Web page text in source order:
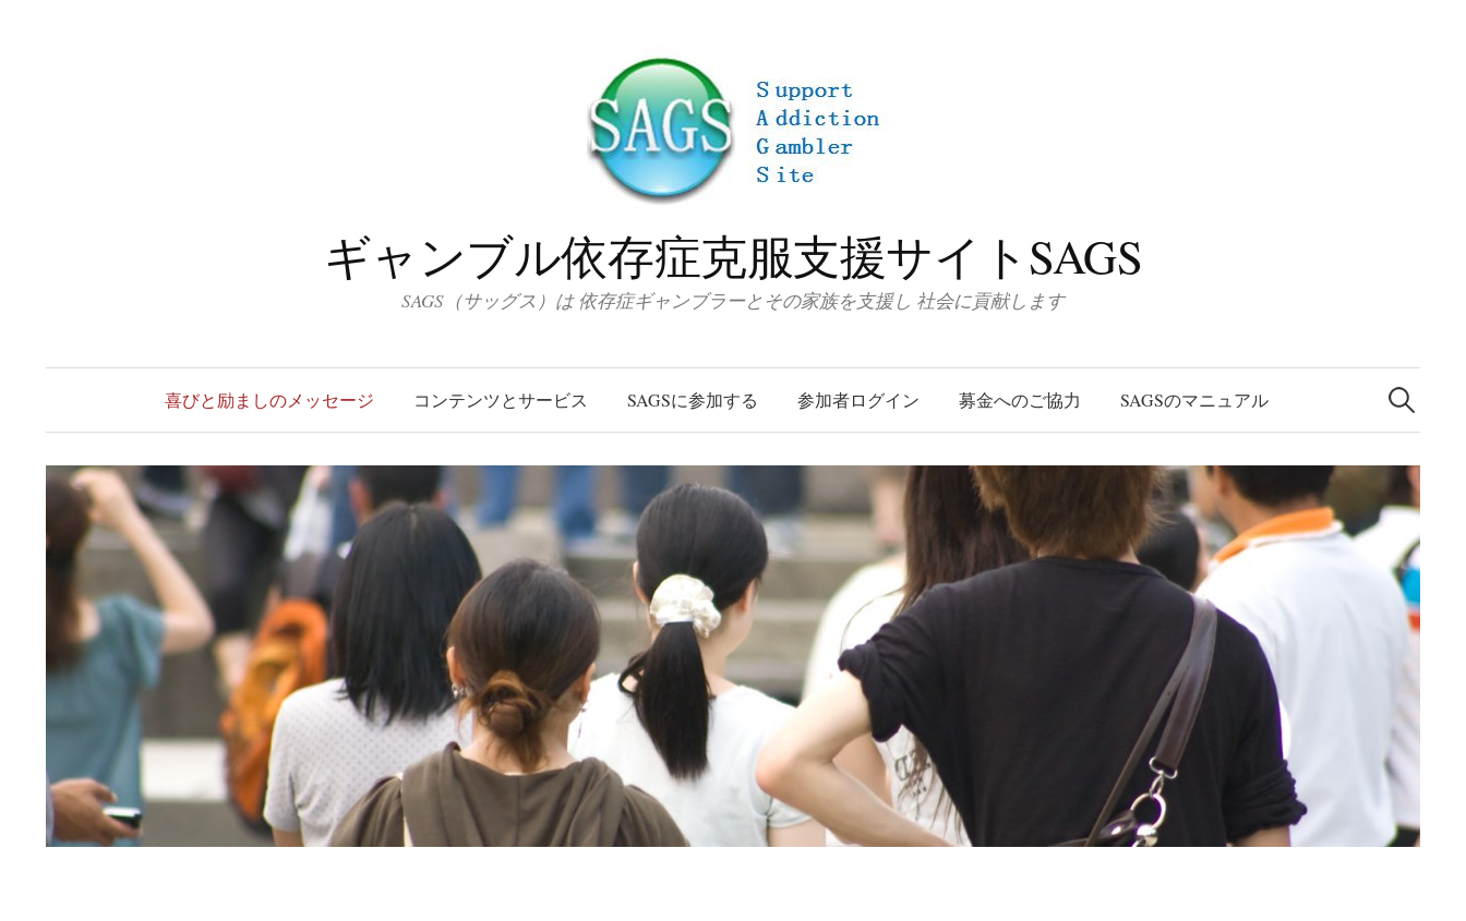
ギャンブル依存症克服支援サイトSAGS
SAGS（サッグス）は 依存症ギャンブラーとその家族を支援し 社会に貢献します
喜びと励ましのメッセージ コンテンツとサービス SAGSに参加する 参加者ログイン 募金へのご協力 SAGSのマニュアル 索